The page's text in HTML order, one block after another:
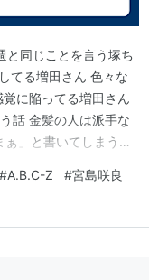
同じことを言う塚ち
てる増田さん 色々な
に陥ってる増田さん
話 金髪の人は派手な
」と書いてしまう癖
Zの曲が好きな
#A.B.C-Z #宮島咲良